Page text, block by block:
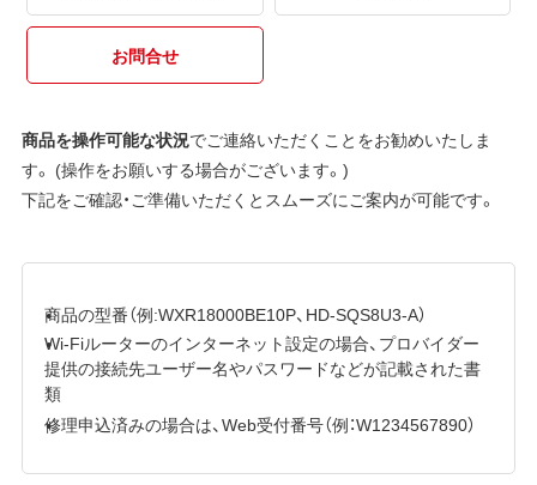
お問合せ
商品を操作可能な状況でご連絡いただくことをお勧めいたしま
す。 (操作をお願いする場合がございます。)
下記をご確認・ご準備いただくとスムーズにご案内が可能です。
商品の型番（例:WXR18000BE10P、HD-SQS8U3-A）
Wi-Fiルーターのインターネット設定の場合、プロバイダー
提供の接続先ユーザー名やパスワードなどが記載された書
類
修理申込済みの場合は、Web受付番号（例：W1234567890）